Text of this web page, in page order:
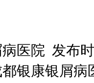
医院 发布
银康银屑